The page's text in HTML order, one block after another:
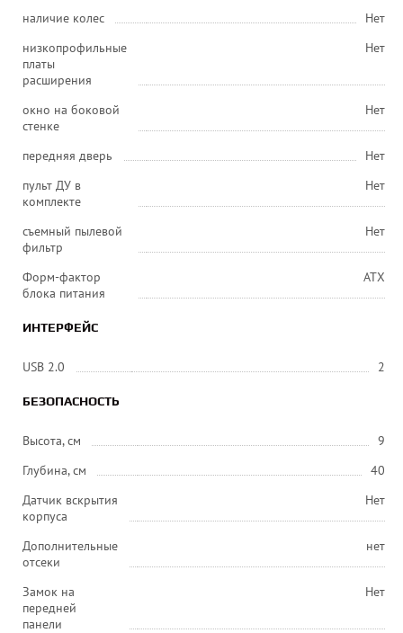
наличие колес
Нет
низкопрофильные
платы
расширения
Нет
окно на боковой
стенке
Нет
передняя дверь
Нет
пульт ДУ в
комплекте
Нет
съемный пылевой
фильтр
Нет
Форм-фактор
блока питания
ATX
ИНТЕРФЕЙС
USB 2.0 2
БЕЗОПАСНОСТЬ
Высота, см
9
Глубина, см
40
Датчик вскрытия
корпуса
Нет
Дополнительные
отсеки
нет
Замок на
передней
панели
Нет